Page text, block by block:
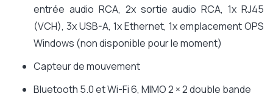
entrée audio RCA, 2x sortie audio RCA, 1x RJ45
(VCH), 3x USB-A, 1x Ethernet, 1x emplacement OPS
Windows (non disponible pour le moment)
Capteur de mouvement
Bluetooth 5.0 et Wi-Fi 6, MIMO 2 × 2 double bande